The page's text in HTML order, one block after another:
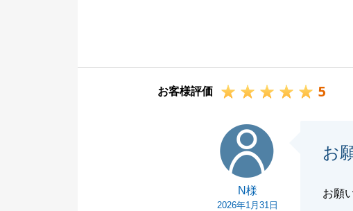
ついて、また物件の特
お気軽にご相談くださ
お客様評価 5
N様
2026年1月31日
お
お願